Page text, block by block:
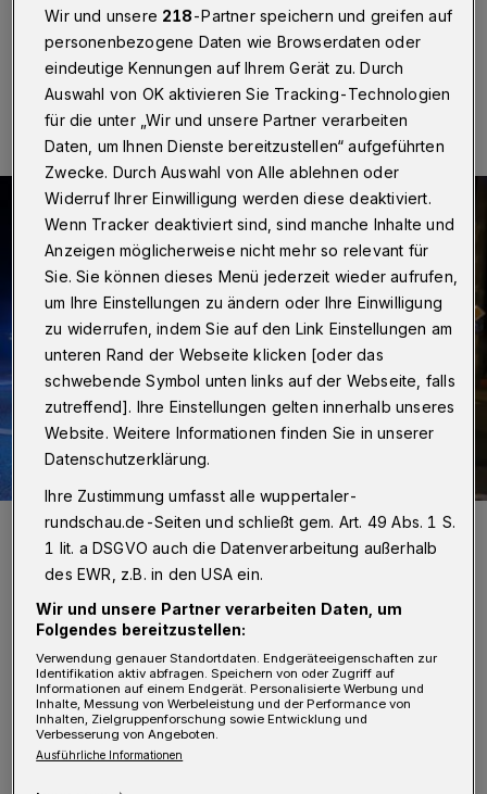
04.04.2025 , 12:09 Uhr Eine Minute Lesezeit
Symbolbild.
Foto: Christoph Petersen
D ie Leitstelle der Polizei erreichte gegen
3:20 Uhr über den Notruf der Hinweis,
dass in der Eintrachtstraße zwei Männer
Wir und unsere 218-Partner speichern und greifen auf
personenbezogene Daten wie Browserdaten oder
eindeutige Kennungen auf Ihrem Gerät zu. Durch
Auswahl von OK aktivieren Sie Tracking-Technologien
für die unter „Wir und unsere Partner verarbeiten
Daten, um Ihnen Dienste bereitzustellen“ aufgeführten
Zwecke. Durch Auswahl von Alle ablehnen oder
Widerruf Ihrer Einwilligung werden diese deaktiviert.
Wenn Tracker deaktiviert sind, sind manche Inhalte und
Anzeigen möglicherweise nicht mehr so relevant für
Sie. Sie können dieses Menü jederzeit wieder aufrufen,
um Ihre Einstellungen zu ändern oder Ihre Einwilligung
zu widerrufen, indem Sie auf den Link Einstellungen am
unteren Rand der Webseite klicken [oder das
schwebende Symbol unten links auf der Webseite, falls
zutreffend]. Ihre Einstellungen gelten innerhalb unseres
Website. Weitere Informationen finden Sie in unserer
Datenschutzerklärung.
Ihre Zustimmung umfasst alle wuppertaler-
rundschau.de-Seiten und schließt gem. Art. 49 Abs. 1 S.
1 lit. a DSGVO auch die Datenverarbeitung außerhalb
des EWR, z.B. in den USA ein.
Wir und unsere Partner verarbeiten Daten, um
Folgendes bereitzustellen:
Verwendung genauer Standortdaten. Endgeräteeigenschaften zur
Identifikation aktiv abfragen. Speichern von oder Zugriff auf
Informationen auf einem Endgerät. Personalisierte Werbung und
Inhalte, Messung von Werbeleistung und der Performance von
Inhalten, Zielgruppenforschung sowie Entwicklung und
Verbesserung von Angeboten.
Ausführliche Informationen